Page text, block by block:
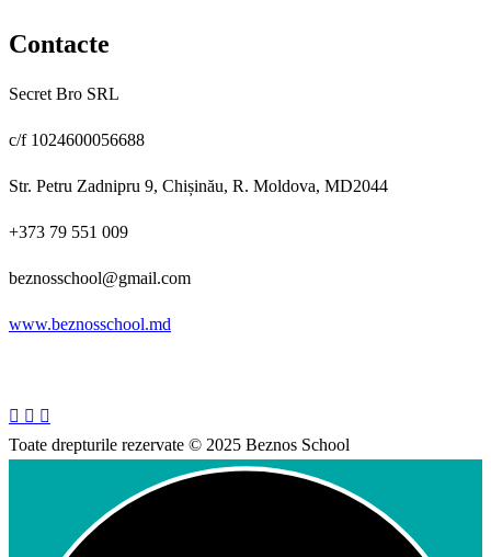
Contacte
Secret Bro SRL
c/f 1024600056688
Str. Petru Zadnipru 9, Chișinău, R. Moldova, MD2044
+373 79 551 009
beznosschool@gmail.com
www.beznosschool.md
Toate drepturile rezervate © 2025 Beznos School